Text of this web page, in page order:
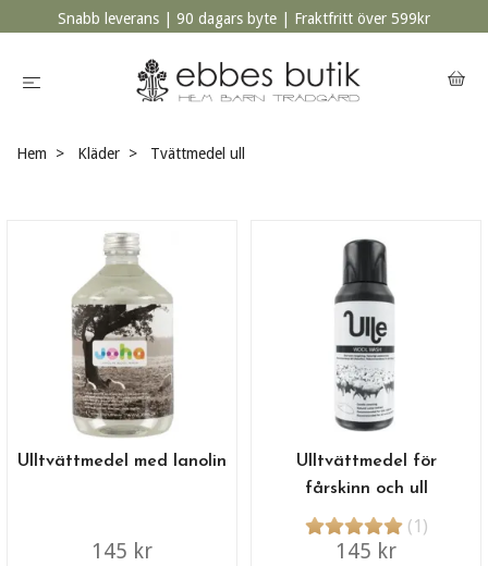
Snabb leverans | 90 dagars byte | Fraktfritt över 599kr
Hem Kläder Tvättmedel ull
Ulltvättmedel med lanolin
145 kr
Ulltvättmedel för
fårskinn och ull
(1)
145 kr